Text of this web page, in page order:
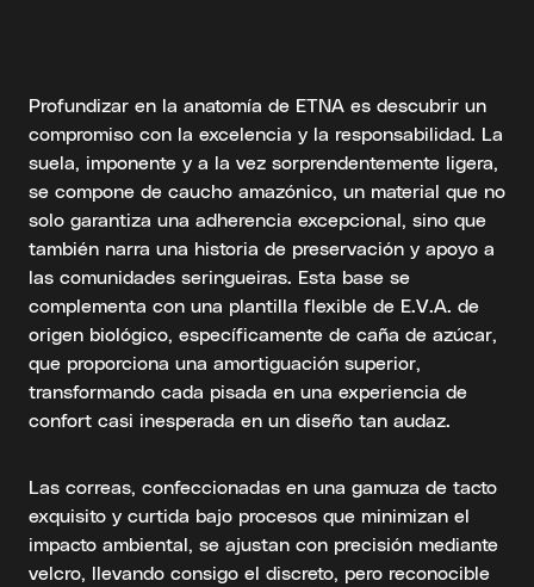
Profundizar en la anatomía de ETNA es descubrir un
compromiso con la excelencia y la responsabilidad. La
suela, imponente y a la vez sorprendentemente ligera,
se compone de caucho amazónico, un material que no
solo garantiza una adherencia excepcional, sino que
también narra una historia de preservación y apoyo a
las comunidades seringueiras. Esta base se
complementa con una plantilla flexible de E.V.A. de
origen biológico, específicamente de caña de azúcar,
que proporciona una amortiguación superior,
transformando cada pisada en una experiencia de
confort casi inesperada en un diseño tan audaz.
Las correas, confeccionadas en una gamuza de tacto
exquisito y curtida bajo procesos que minimizan el
impacto ambiental, se ajustan con precisión mediante
velcro, llevando consigo el discreto, pero reconocible